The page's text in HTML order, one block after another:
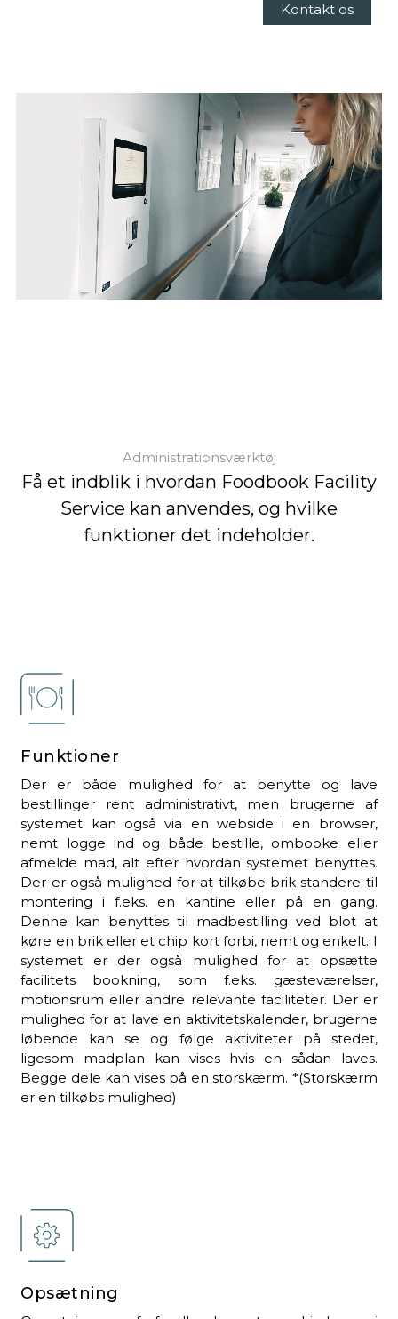
Kontakt os
Administrationsværktøj
Få et indblik i hvordan Foodbook Facility
Service kan anvendes, og hvilke
funktioner det indeholder.
Funktioner
Der er både mulighed for at benytte og lave
bestillinger rent administrativt, men brugerne af
systemet kan også via en webside i en browser,
nemt logge ind og både bestille, ombooke eller
afmelde mad, alt efter hvordan systemet benyttes.
Der er også mulighed for at tilkøbe brik standere til
montering i f.eks. en kantine eller på en gang.
Denne kan benyttes til madbestilling ved blot at
køre en brik eller et chip kort forbi, nemt og enkelt. I
systemet er der også mulighed for at opsætte
facilitets bookning, som f.eks. gæsteværelser,
motionsrum eller andre relevante faciliteter. Der er
mulighed for at lave en aktivitetskalender, brugerne
løbende kan se og følge aktiviteter på stedet,
ligesom madplan kan vises hvis en sådan laves.
Begge dele kan vises på en storskærm. *(Storskærm
er en tilkøbs mulighed)
Opsætning